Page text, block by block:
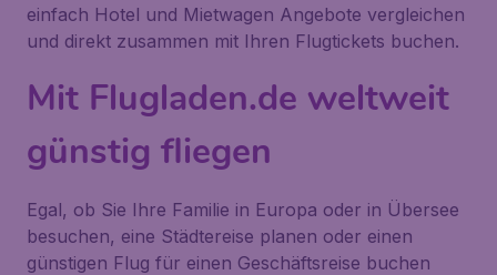
einfach Hotel und Mietwagen Angebote vergleichen
und direkt zusammen mit Ihren Flugtickets buchen.
Mit Flugladen.de weltweit
günstig fliegen
Egal, ob Sie Ihre Familie in Europa oder in Übersee
besuchen, eine Städtereise planen oder einen
günstigen Flug für einen Geschäftsreise buchen